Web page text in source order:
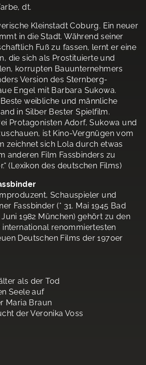
dt.
Kleinstadt Coburg. Ein neuer
in die Stadt. Während seiner
Fuß zu fassen, lernt er eine
die sich als Prostituierte und
korrupten Bauunternehmers
Version des Sternberg-
Engel mit Barbara Sukowa.
weibliche und männliche
in Silber Bester Spielfilm.
Protagonisten Adorf, Sukowa und
ist Kino-Vergnügen vom
zeichnet sich Lola durch etwas
anderen Film Fassbinders zu
(Lexikon des deutschen Films)
Schauspieler und
Fassbinder (* 31. Mai 1945 Bad
1982 München) gehört zu den
renommiertesten
Deutschen Films der 1970er
als der Tod
Seele auf
Maria Braun
der Veronika Voss